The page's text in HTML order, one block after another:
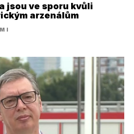
jsou ve sporu kvůli
arzenálům